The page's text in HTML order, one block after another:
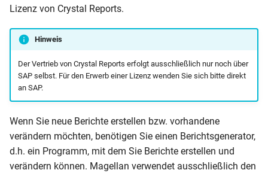
Schülerstammblatt BS
(mit Zensuren blanko)
Schülerstammblatt FO
Schülerstammblatt FS
(mit Zensuren blanko)
Lizenz von Crystal Reports.
Hinweis
Der Vertrieb von Crystal Reports erfolgt ausschließlich nur noch über
SAP selbst. Für den Erwerb einer Lizenz wenden Sie sich bitte direkt
an SAP.
Wenn Sie neue Berichte erstellen bzw. vorhandene
verändern möchten, benötigen Sie einen Berichtsgenerator,
d.h. ein Programm, mit dem Sie Berichte erstellen und
verändern können. Magellan verwendet ausschließlich den